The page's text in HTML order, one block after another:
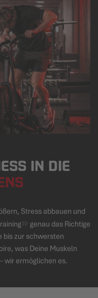
IN DIE
Stress abbauen und
genau das Richtige
bis zur schwersten
was Deine Muskeln
wir ermöglichen es.